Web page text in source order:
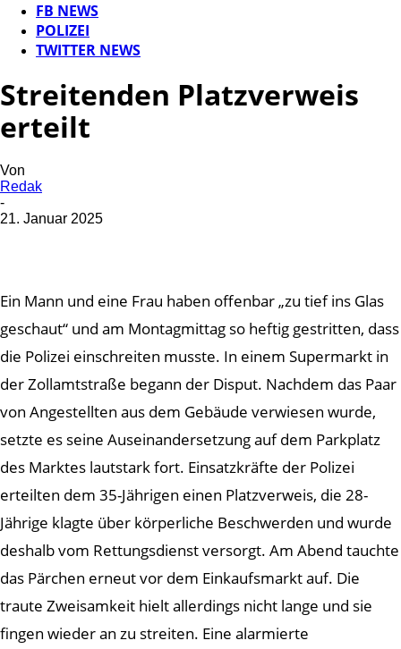
FB NEWS
POLIZEI
TWITTER NEWS
Streitenden Platzverweis
erteilt
Von
Redak
-
21. Januar 2025
Ein Mann und eine Frau haben offenbar „zu tief ins Glas
geschaut“ und am Montagmittag so heftig gestritten, dass
die Polizei einschreiten musste. In einem Supermarkt in
der Zollamtstraße begann der Disput. Nachdem das Paar
von Angestellten aus dem Gebäude verwiesen wurde,
setzte es seine Auseinandersetzung auf dem Parkplatz
des Marktes lautstark fort. Einsatzkräfte der Polizei
erteilten dem 35-Jährigen einen Platzverweis, die 28-
Jährige klagte über körperliche Beschwerden und wurde
deshalb vom Rettungsdienst versorgt. Am Abend tauchte
das Pärchen erneut vor dem Einkaufsmarkt auf. Die
traute Zweisamkeit hielt allerdings nicht lange und sie
fingen wieder an zu streiten. Eine alarmierte